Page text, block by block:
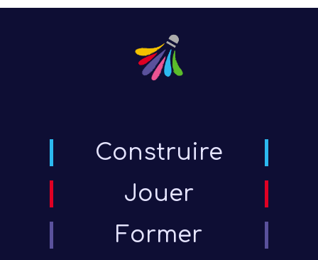
Construire
Jouer
Former